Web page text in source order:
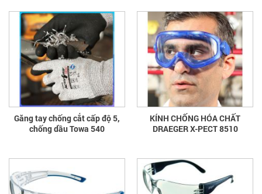
Găng tay chống cắt cấp độ 5,
chống dầu Towa 540
KÍNH CHỐNG HÓA CHẤT
DRAEGER X-PECT 8510